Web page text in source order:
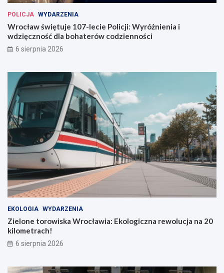
w
i
u
POLICJA WYDARZENIA
Wrocław świętuje 107-lecie Policji: Wyróżnienia i
wdzięczność dla bohaterów codzienności
6 sierpnia 2026
EKOLOGIA WYDARZENIA
Zielone torowiska Wrocławia: Ekologiczna rewolucja na 20
kilometrach!
6 sierpnia 2026